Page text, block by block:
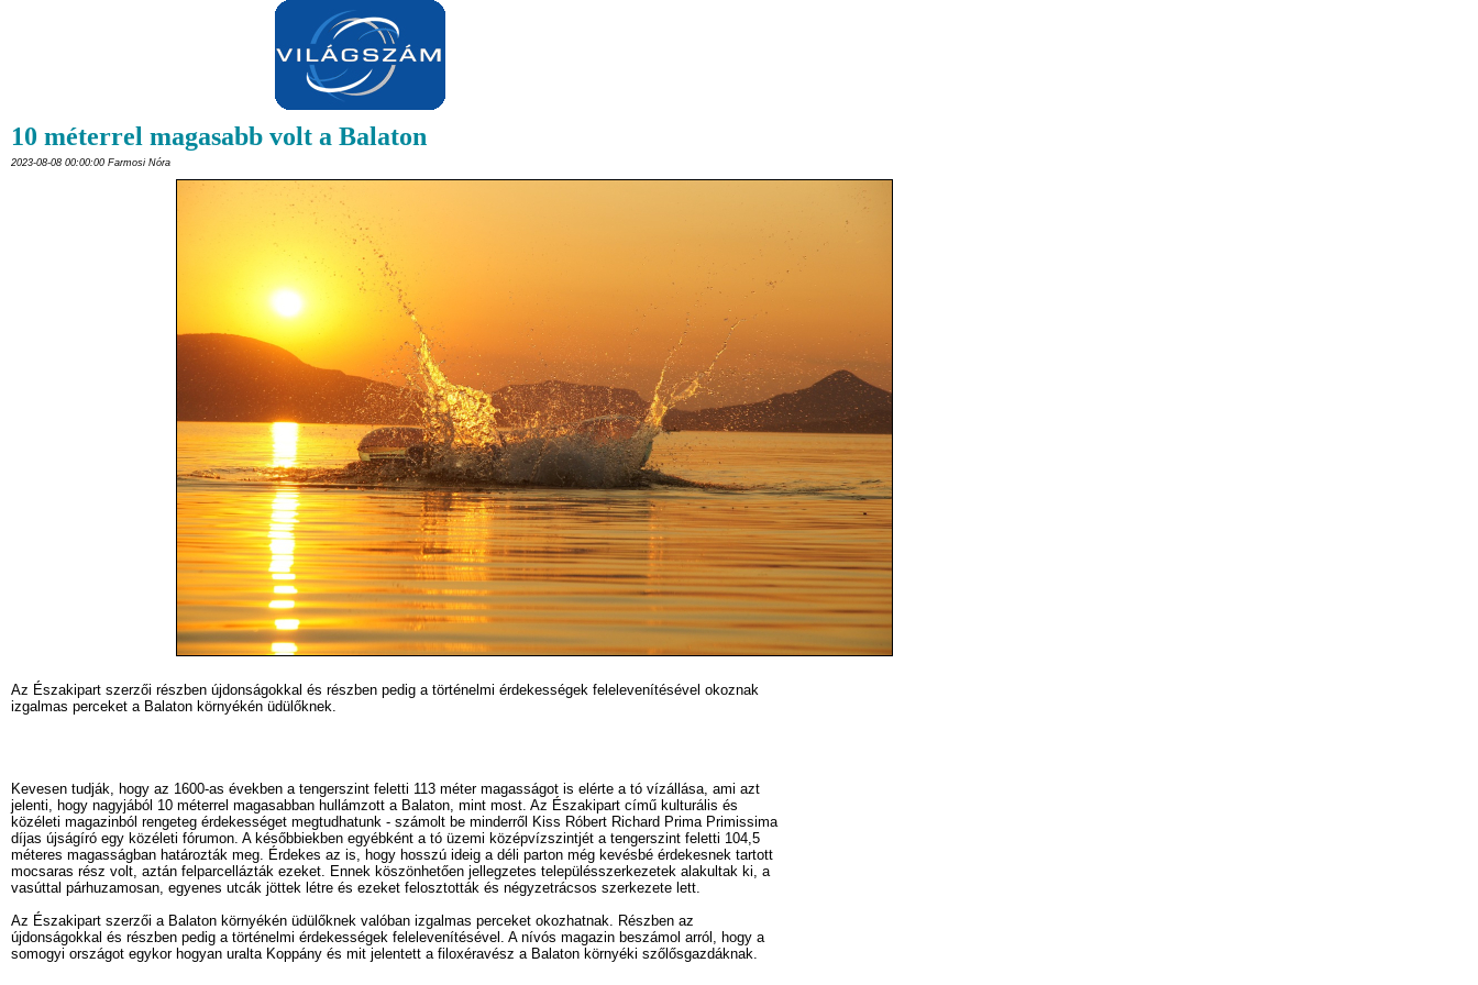
10 méterrel magasabb volt a Balaton
2023-08-08 00:00:00 Farmosi Nóra
Az Északipart szerzői részben újdonságokkal és részben pedig a történelmi érdekességek felelevenítésével okoznak
izgalmas perceket a Balaton környékén üdülőknek.
Kevesen tudják, hogy az 1600-as években a tengerszint feletti 113 méter magasságot is elérte a tó vízállása, ami azt
jelenti, hogy nagyjából 10 méterrel magasabban hullámzott a Balaton, mint most. Az Északipart című kulturális és
közéleti magazinból rengeteg érdekességet megtudhatunk - számolt be minderről Kiss Róbert Richard Prima Primissima
díjas újságíró egy közéleti fórumon. A későbbiekben egyébként a tó üzemi középvízszintjét a tengerszint feletti 104,5
méteres magasságban határozták meg. Érdekes az is, hogy hosszú ideig a déli parton még kevésbé érdekesnek tartott
mocsaras rész volt, aztán felparcellázták ezeket. Ennek köszönhetően jellegzetes településszerkezetek alakultak ki, a
vasúttal párhuzamosan, egyenes utcák jöttek létre és ezeket felosztották és négyzetrácsos szerkezete lett.
Az Északipart szerzői a Balaton környékén üdülőknek valóban izgalmas perceket okozhatnak. Részben az
újdonságokkal és részben pedig a történelmi érdekességek felelevenítésével. A nívós magazin beszámol arról, hogy a
somogyi országot egykor hogyan uralta Koppány és mit jelentett a filoxéravész a Balaton környéki szőlősgazdáknak.